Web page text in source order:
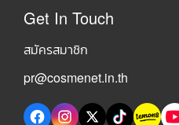
Get In Touch
สมัครสมาชิก
pr@cosmenet.in.th